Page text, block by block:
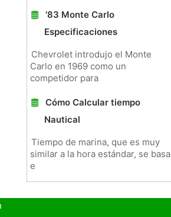
'83 Monte Carlo
Especificaciones
Chevrolet introdujo el Monte
Carlo en 1969 como un
competidor para
Cómo Calcular tiempo
Nautical
Tiempo de marina, que es muy
similar a la hora estándar, se basa
e